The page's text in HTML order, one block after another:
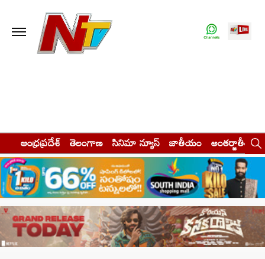
ఆంధ్రప్రదేశ్ తెలంగాణ సినిమా న్యూస్ జాతీయం అంతర్జాతీయం